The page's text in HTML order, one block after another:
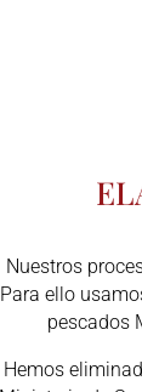
Nuestros
Para ello
pescados
Hemos